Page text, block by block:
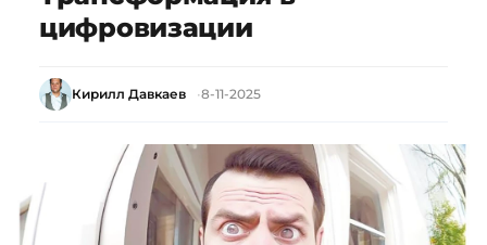
цифровизации
Кирилл Давкаев 8-11-2025